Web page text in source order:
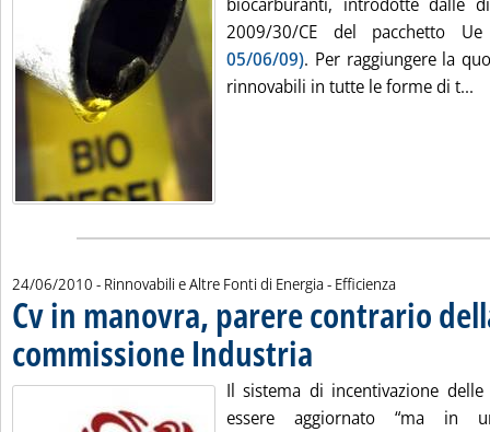
2009/30/CE del pacchetto
05/06/09). Per raggiungere la
rinnovabili in tutte le forme di t...
24/06/2010 - Rinnovabili e Altre Fonti di Energia - Efficienza
Cv in manovra, parere contrario
commissione Industria
Il sistema di incentivazione
essere aggiornato “ma in